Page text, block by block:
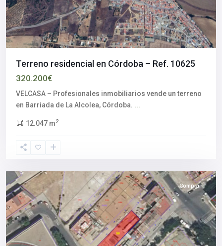
Terreno residencial en Córdoba – Ref. 10625
320.200€
VELCASA – Profesionales inmobiliarios vende un terreno
en Barriada de La Alcolea, Córdoba. ...
12.047 m2
Comprar